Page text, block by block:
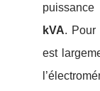
kVA. Pour
est